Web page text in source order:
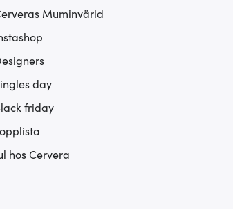
Muminvärld
day
friday
hos Cervera